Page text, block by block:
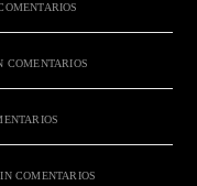
COMENTARIOS
COMENTARIOS